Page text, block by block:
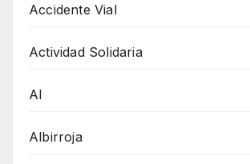
Accidente Vial
Actividad Solidaria
AI
Albirroja